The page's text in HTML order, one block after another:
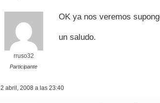
rruso32
Participante
OK ya nos veremos
un saludo.
2 abril, 2008 a las 23:40